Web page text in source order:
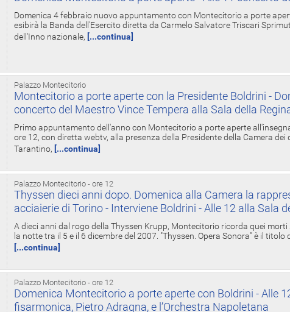
Domenica 4 febbraio nuovo appuntamento con Montecitorio a porte
esibirà la Banda dell'Esercito diretta da Carmelo Salvatore Triscari
dell'Inno nazionale, [...continua]
Palazzo Montecitorio
Montecitorio a porte aperte con la Presidente Boldrini -
concerto del Maestro Vince Tempera alla Sala della
Primo appuntamento dell'anno con Montecitorio a porte aperte
ore 12, con diretta webtv, alla presenza della Presidente della Camera dei
Tarantino, [...continua]
Palazzo Montecitorio - ore 12
Thyssen dieci anni dopo. Domenica alla Camera la
acciaierie di Torino - Interviene Boldrini - Alle 12 alla Sala
A dieci anni dal rogo della Thyssen Krupp, Montecitorio ricorda quei
la notte tra il 5 e il 6 dicembre del 2007. "Thyssen. Opera Sonora" è il
[...continua]
Palazzo Montecitorio - ore 12
Domenica Montecitorio a porte aperte con Boldrini - Alle
fisarmonica, Pietro Adragna, e l’Orchestra Napoletana